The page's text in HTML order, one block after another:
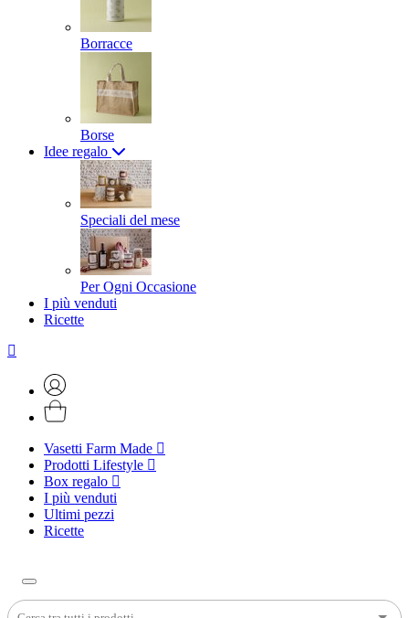
Borracce
Borse
Idee regalo
Speciali del mese
Per Ogni Occasione
I più venduti
Ricette
Vasetti Farm Made
Prodotti Lifestyle
Box regalo
I più venduti
Ultimi pezzi
Ricette